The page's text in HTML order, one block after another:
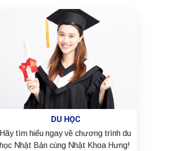
DU HỌC
Hãy tìm hiểu ngay về chương trình du
học Nhật Bản cùng Nhật Khoa Hưng!